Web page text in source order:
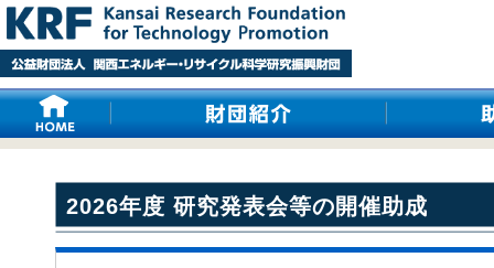
2026年度 研究発表会等の開催助成